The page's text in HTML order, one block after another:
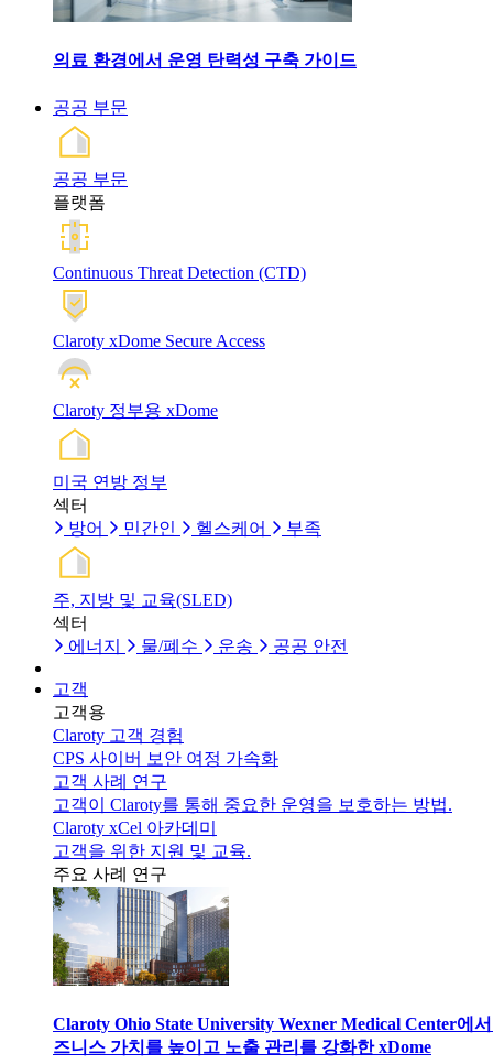
의료 환경에서 운영 탄력성 구축 가이드
공공 부문
공공 부문
플랫폼
Continuous Threat Detection (CTD)
Claroty xDome Secure Access
Claroty 정부용 xDome
미국 연방 정부
섹터
방어
민간인 헬스케어 부족
주, 지방 및 교육(SLED)
섹터
에너지
물/폐수 운송 공공 안전
고객
고객용
Claroty 고객 경험
CPS 사이버 보안 여정 가속화
고객 사례 연구
고객이 Claroty를 통해 중요한 운영을 보호하는 방법.
Claroty xCel 아카데미
고객을 위한 지원 및 교육.
주요 사례 연구
Claroty Ohio State University Wexner Medical Center에
즈니스 가치를 높이고 노출 관리를 강화한 xDome